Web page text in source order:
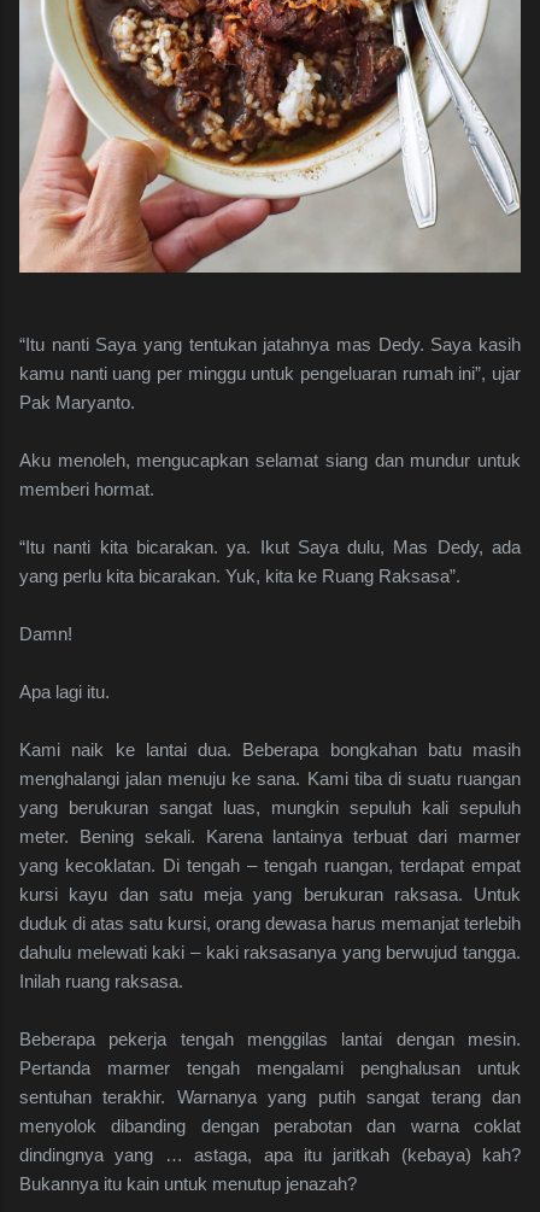
“Itu nanti Saya yang tentukan jatahnya mas Dedy. Saya kasih
kamu nanti uang per minggu untuk pengeluaran rumah ini”, ujar
Pak Maryanto.
Aku menoleh, mengucapkan selamat siang dan mundur untuk
memberi hormat.
“Itu nanti kita bicarakan. ya. Ikut Saya dulu, Mas Dedy, ada
yang perlu kita bicarakan. Yuk, kita ke Ruang Raksasa”.
Damn!
Apa lagi itu.
Kami naik ke lantai dua. Beberapa bongkahan batu masih
menghalangi jalan menuju ke sana. Kami tiba di suatu ruangan
yang berukuran sangat luas, mungkin sepuluh kali sepuluh
meter. Bening sekali. Karena lantainya terbuat dari marmer
yang kecoklatan. Di tengah – tengah ruangan, terdapat empat
kursi kayu dan satu meja yang berukuran raksasa. Untuk
duduk di atas satu kursi, orang dewasa harus memanjat terlebih
dahulu melewati kaki – kaki raksasanya yang berwujud tangga.
Inilah ruang raksasa.
Beberapa pekerja tengah menggilas lantai dengan mesin.
Pertanda marmer tengah mengalami penghalusan untuk
sentuhan terakhir. Warnanya yang putih sangat terang dan
menyolok dibanding dengan perabotan dan warna coklat
dindingnya yang … astaga, apa itu jaritkah (kebaya) kah?
Bukannya itu kain untuk menutup jenazah?